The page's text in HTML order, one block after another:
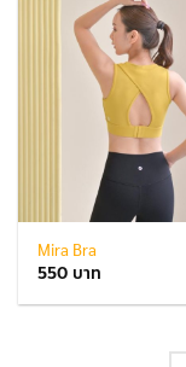
Mira Bra
550